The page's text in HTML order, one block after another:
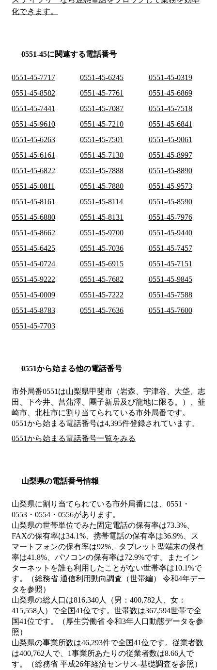
化できます。
0551-45に関連する電話番号
0551-45-7717 0551-45-6245
0551-45-0319
0551-45-8582
0551-45-7761
0551-45-6869
0551-45-7441
0551-45-7087
0551-45-7518
0551-45-9610
0551-45-7210
0551-45-6841
0551-45-6263
0551-45-7501
0551-45-9061
0551-45-6161
0551-45-7130
0551-45-8997
0551-45-6822
0551-45-7888
0551-45-8890
0551-45-0811
0551-45-7880
0551-45-9573
0551-45-8161
0551-45-8114
0551-45-8590
0551-45-6880
0551-45-8131
0551-45-7976
0551-45-8662
0551-45-9700
0551-45-9440
0551-45-6425
0551-45-7036
0551-45-7457
0551-45-0724
0551-45-6915
0551-45-7151
0551-45-9222
0551-45-7682
0551-45-9845
0551-45-0009
0551-45-7222
0551-45-7588
0551-45-8783
0551-45-7636
0551-45-7600
0551-45-7703
0551から始まる他の電話番号
市外局番0551 は山梨県甲斐市（岩森、宇津谷、大垈、志
田、下今井、菖蒲澤、團子新居及び龍地に限る。）、韮
崎市、北杜市に割り当てられている市外局番です。
0551から始まる電話番号は4,395件登録されています。
0551から始まる電話番号一覧をみる
山梨県の電話番号情報
山梨県に割り当てられている市外局番には、0551・
0553・0554・0556があります。
山梨県の世帯単位でみた固定電話の保有率は73.3%、
FAXの保有率は34.1%、携帯電話の保有率は36.9%、ス
マートフォンの保有率は92%、タブレット型端末の保有
率は41.8%、パソコンの保有率は72.9%です。またイン
ターネットを誰も利用したことがない世帯率は10.1%で
す。（総務省 通信利用動向調査（世帯編） 令和4年デー
タを参照）
山梨県の総人口は816,340人（男：400,782人、女：
415,558人）で全国41位です。世帯数は367,594世帯で全
国41位です。（厚生労働省 令和3年人口動態データを参
照）
山梨県の事業所数は46,293件で全国41位です。従業者数
は400,762人で、1事業所あたりの従業者数は8.66人で
す。（総務省 平成26年経済センサス‐基礎調査を参照）